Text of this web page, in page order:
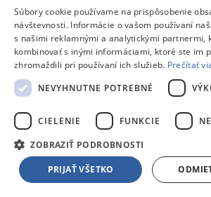
Porovnať
169843
RC Modely pre deti
Roboti
Wiky RC RC Jašterica 35 cm
Doprava zdarma
Súbory cookie používame na prispôsobenie
návštevnosti. Informácie o vašom používaní
s našimi reklamnými a analytickými partnermi,
kombinovať s inými informáciami, ktoré ste im
zhromaždili pri používaní ich služieb. Prečítať
NEVYHNUTNE POTREBNÉ
CIELENIE FUNKCIE
ZOBRAZIŤ PODROBNOSTI
PRIJAŤ VŠETKO